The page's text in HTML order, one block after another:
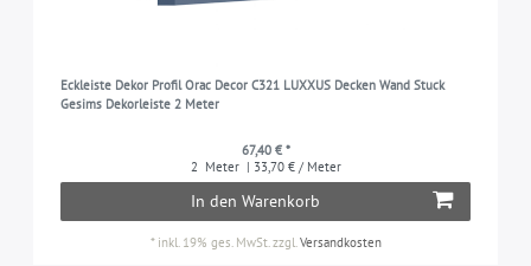
Eckleiste Dekor Profil Orac Decor C321 LUXXUS Decken Wand Stuck
Gesims Dekorleiste 2 Meter
67,40 € *
2 Meter | 33,70 € / Meter
In den Warenkorb
* inkl. 19% ges. MwSt.zzgl.Versandkosten